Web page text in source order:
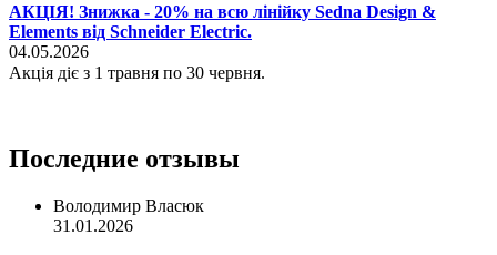
АКЦІЯ! Знижка - 20% на всю лінійку Sedna Design &
Elements від Schneider Electric.
04.05.2026
Акція діє з 1 травня по 30 червня.
Последние отзывы
Володимир Власюк
31.01.2026